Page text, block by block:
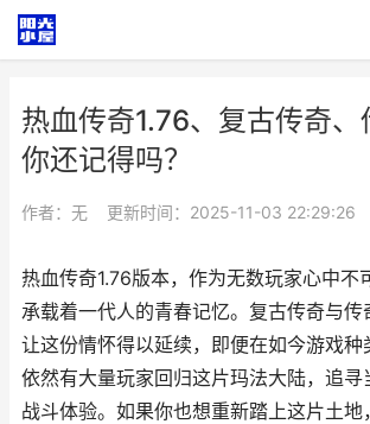
热血传奇1.76、复古传奇、
你还记得吗？
作者：无 更新时间：2025-11-03 22:29:26
热血传奇1.76版本，作为无数玩家心中不
承载着一代人的青春记忆。复古传奇与传
让这份情怀得以延续，即便在如今游戏种
依然有大量玩家回归这片玛法大陆，追寻
战斗体验。如果你也想重新踏上这片土地